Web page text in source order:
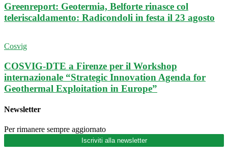
Greenreport: Geotermia, Belforte rinasce col
teleriscaldamento: Radicondoli in festa il 23 agosto
Cosvig
COSVIG-DTE a Firenze per il Workshop
internazionale “Strategic Innovation Agenda for
Geothermal Exploitation in Europe”
Newsletter
Per rimanere sempre aggiornato
Iscriviti alla newsletter